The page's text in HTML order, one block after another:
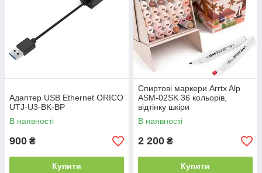
Адаптер USB Ethernet ORICO
UTJ-U3-BK-BP
В наявності
900 ₴
Купити
Спиртові маркери Arrtx Alp
ASM-02SK 36 кольорів,
відтінку шкіри
В наявності
2 200 ₴
Купити